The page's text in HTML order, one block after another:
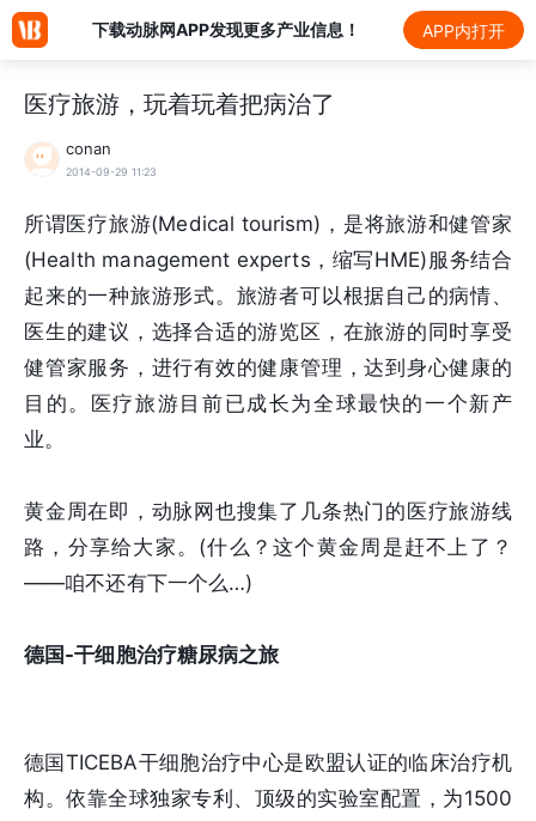
下载动脉网APP发现更多产业信息！ APP内打开
医疗旅游，玩着玩着把病治了
conan
2014-09-29 11:23
所谓医疗旅游(Medical tourism)，是将旅游和健管家
(Health management experts，缩写HME)服务结合
起来的一种旅游形式。旅游者可以根据自己的病情、
医生的建议，选择合适的游览区，在旅游的同时享受
健管家服务，进行有效的健康管理，达到身心健康的
目的。医疗旅游目前已成长为全球最快的一个新产
业。
黄金周在即，动脉网也搜集了几条热门的医疗旅游线
路，分享给大家。(什么？这个黄金周是赶不上了？
——咱不还有下一个么…)
德国-干细胞治疗糖尿病之旅
德国TICEBA干细胞治疗中心是欧盟认证的临床治疗机
构。依靠全球独家专利、顶级的实验室配置，为1500